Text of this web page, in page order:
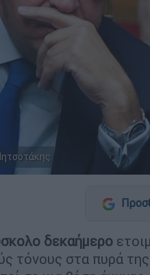
δεκαήμερο
τόνους στα πυρά της